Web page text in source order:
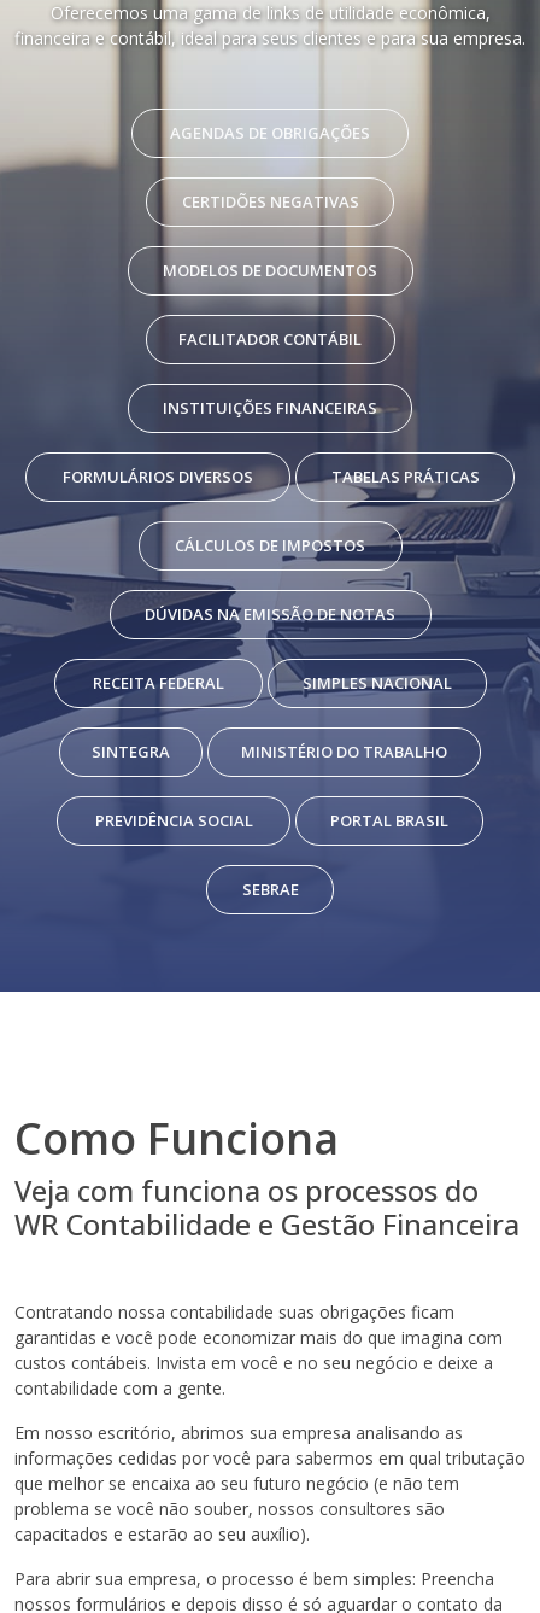
Oferecemos uma gama de links de utilidade econômica,
financeira e contábil, ideal para seus clientes e para sua empresa.
AGENDAS DE OBRIGAÇÕES
CERTIDÕES NEGATIVAS
MODELOS DE DOCUMENTOS
FACILITADOR CONTÁBIL
INSTITUIÇÕES FINANCEIRAS
FORMULÁRIOS DIVERSOS TABELAS PRÁTICAS
CÁLCULOS DE IMPOSTOS
DÚVIDAS NA EMISSÃO DE NOTAS
RECEITA FEDERAL SIMPLES NACIONAL
SINTEGRA MINISTÉRIO DO TRABALHO
PREVIDÊNCIA SOCIAL PORTAL BRASIL
SEBRAE
Como Funciona
Veja com funciona os processos do
WR Contabilidade e Gestão Financeira
Contratando nossa contabilidade suas obrigações ficam
garantidas e você pode economizar mais do que imagina com
custos contábeis. Invista em você e no seu negócio e deixe a
contabilidade com a gente.
Em nosso escritório, abrimos sua empresa analisando as
informações cedidas por você para sabermos em qual tributação
que melhor se encaixa ao seu futuro negócio (e não tem
problema se você não souber, nossos consultores são
capacitados e estarão ao seu auxílio).
Para abrir sua empresa, o processo é bem simples: Preencha
nossos formulários e depois disso é só aguardar o contato da